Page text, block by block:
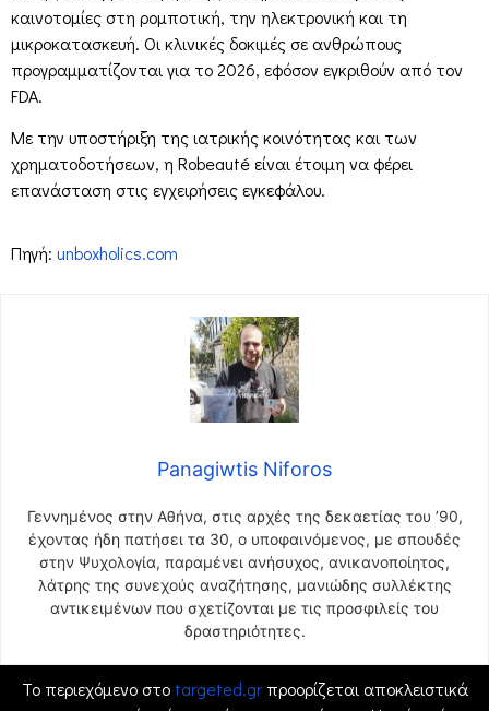
καινοτομίες στη ρομποτική, την ηλεκτρονική και τη
μικροκατασκευή. Οι κλινικές δοκιμές σε ανθρώπους
προγραμματίζονται για το 2026, εφόσον εγκριθούν από τον
FDA.
Με την υποστήριξη της ιατρικής κοινότητας και των
χρηματοδοτήσεων, η Robeauté είναι έτοιμη να φέρει
επανάσταση στις εγχειρήσεις εγκεφάλου.
Πηγή: unboxholics.com
Panagiwtis Niforos
Γεννημένος στην Αθήνα, στις αρχές της δεκαετίας του ’90,
έχοντας ήδη πατήσει τα 30, ο υποφαινόμενος, με σπουδές
στην Ψυχολογία, παραμένει ανήσυχος, ανικανοποίητος,
λάτρης της συνεχούς αναζήτησης, μανιώδης συλλέκτης
αντικειμένων που σχετίζονται με τις προσφιλείς του
δραστηριότητες.
Το περιεχόμενο στο targeted.grπροορίζεται αποκλειστικά